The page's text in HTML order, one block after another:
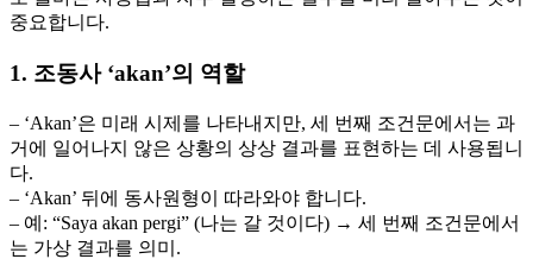
중요합니다.
1. 조동사 ‘akan’의 역할
– ‘Akan’은 미래 시제를 나타내지만, 세 번째 조건문에서는 과
거에 일어나지 않은 상황의 상상 결과를 표현하는 데 사용됩니
다.
– ‘Akan’ 뒤에 동사원형이 따라와야 합니다.
– 예: “Saya akan pergi” (나는 갈 것이다) → 세 번째 조건문에서
는 가상 결과를 의미.